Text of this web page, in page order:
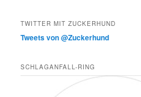
TWITTER MIT ZUCKERHUND
Tweets von @Zuckerhund
SCHLAGANFALL-RING